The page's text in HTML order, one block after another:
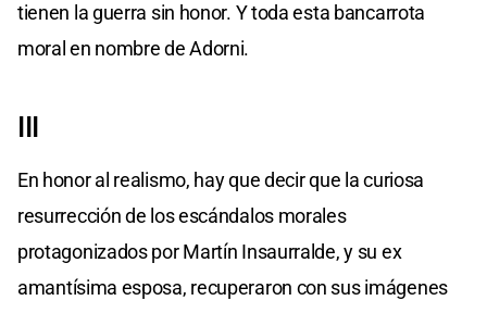
tienen la guerra sin honor. Y toda esta bancarrota
moral en nombre de Adorni.
III
En honor al realismo, hay que decir que la curiosa
resurrección de los escándalos morales
protagonizados por Martín Insaurralde, y su ex
amantísima esposa, recuperaron con sus imágenes